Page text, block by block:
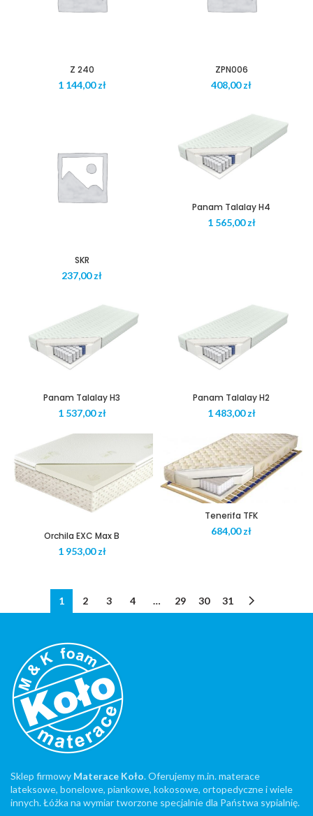
Z 240
zł
ZPN006
zł
SKR
zł
Panam Talalay H4
zł
Panam Talalay H3
zł
Panam Talalay H2
zł
Orchila EXC Max B
zł
Tenerifa TFK
zł
1 2 3 4 … 29 30 31
Sklep firmowy Materace Koło. Oferujemy m.in. materace
lateksowe, bonelowe, piankowe, kokosowe, ortopedyczne i wiele
innych. Łóżka na wymiar tworzone specjalnie dla Państwa sypialnię.